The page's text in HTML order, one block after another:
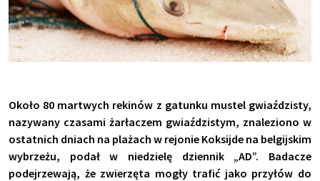
Około 80 martwych rekinów z gatunku mustel gwiaździsty,
nazywany czasami żarłaczem gwiaździstym, znaleziono w
ostatnich dniach na plażach w rejonie Koksijde na belgijskim
wybrzeżu, podał w niedzielę dziennik „AD”. Badacze
podejrzewają, że zwierzęta mogły trafić jako przyłów do